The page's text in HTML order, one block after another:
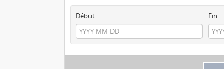
Début
Fin